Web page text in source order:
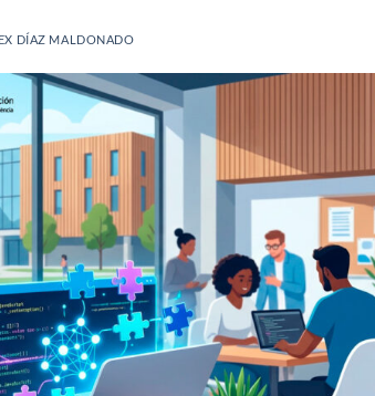
DÍAZ MALDONADO